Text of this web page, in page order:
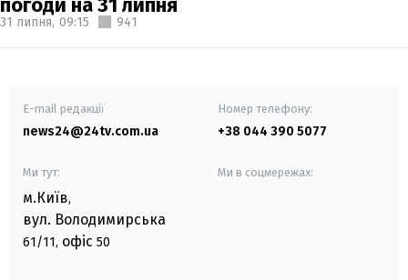
31 липня, 09:15 941
E-mail редакції
news24@24tv.com.ua
Номер телефону:
+38 044 390 5077
Ми тут:
м.Київ,
вул. Володимирська
61/11, офіс 50
Ми в соцмережах: